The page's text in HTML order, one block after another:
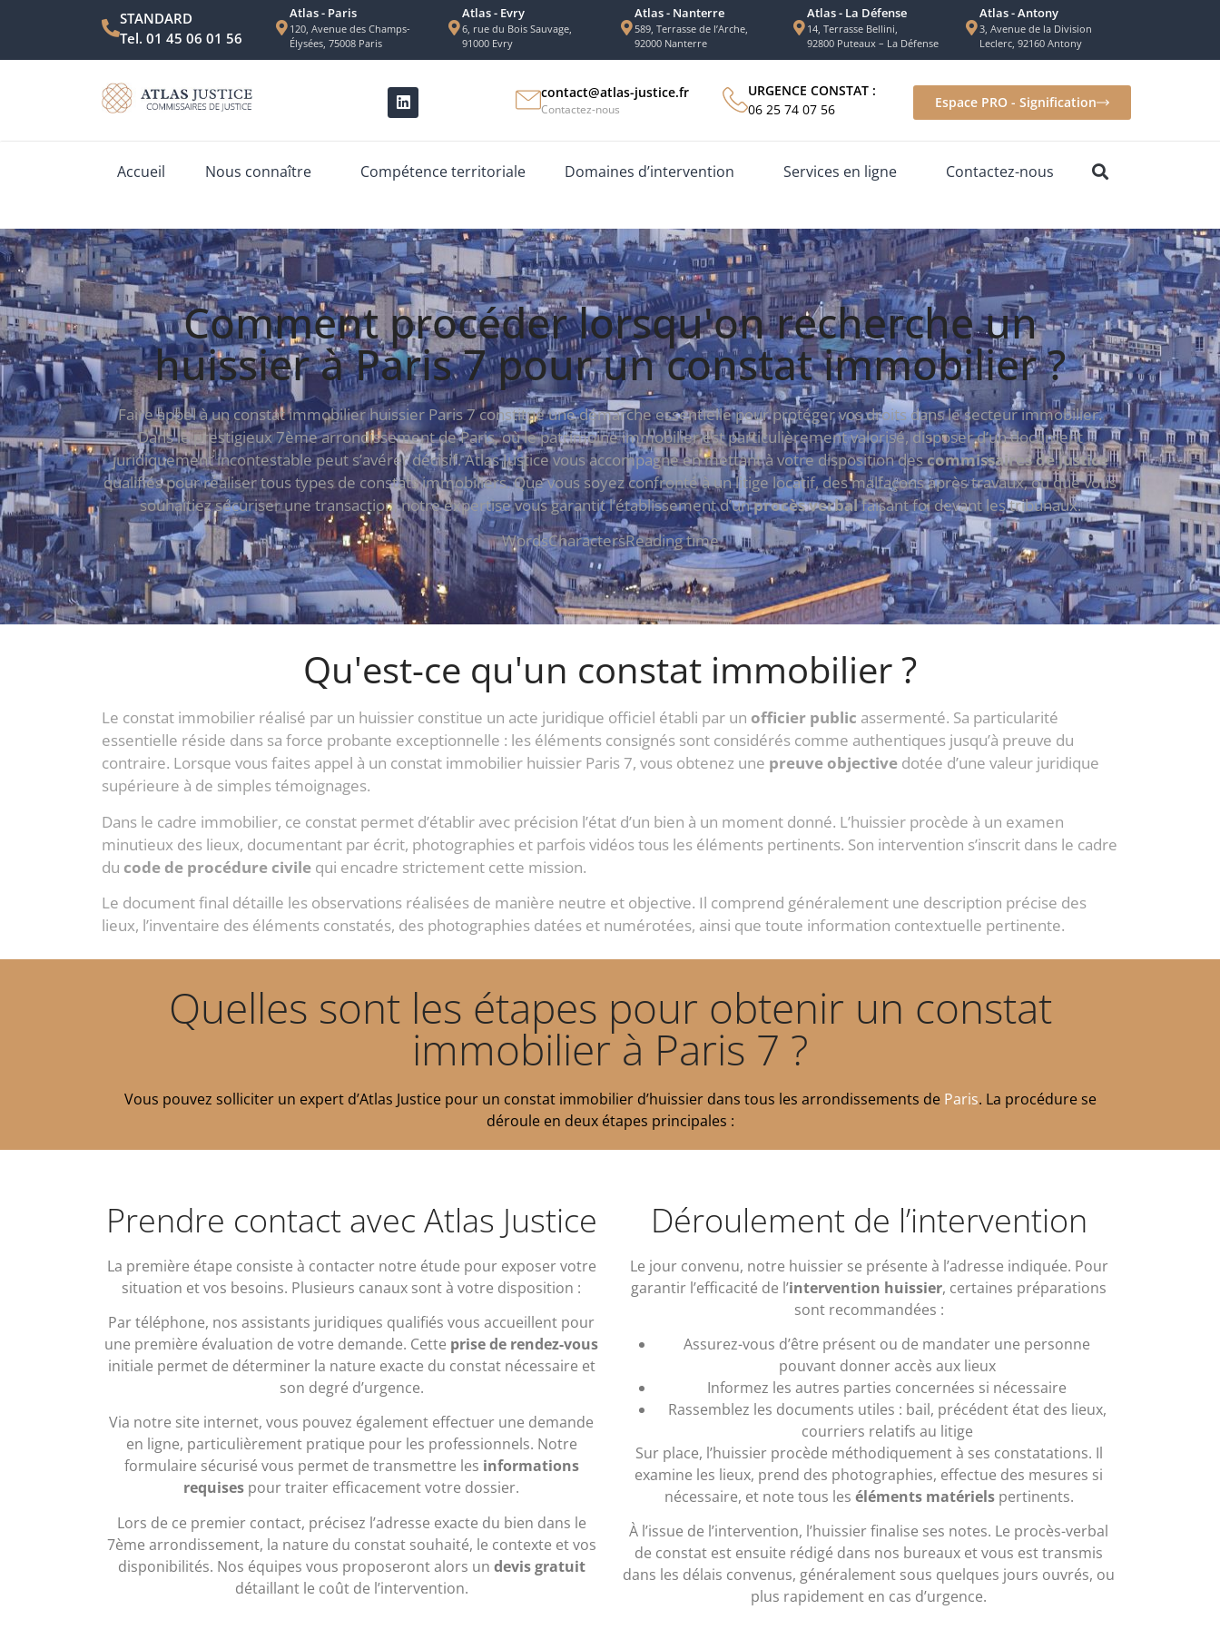
STANDARD
Tel. 01 45 06 01 56
Atlas - Paris
120, Avenue des Champs-
Élysées, 75008 Paris
Atlas - Evry
6, rue du Bois Sauvage,
91000 Evry
Atlas - Nanterre
589, Terrasse de l’Arche,
92000 Nanterre
Atlas - La Défense
14, Terrasse Bellini,
92800 Puteaux – La Défense
Atlas - Antony
3, Avenue de la Division
Leclerc, 92160 Antony
contact@atlas-justice.fr
Contactez-nous
URGENCE CONSTAT :
06 25 74 07 56
Espace PRO - Signification
Accueil Nous connaître Compétence territoriale Domaines d’intervention Services en ligne Contactez-nous
Comment procéder lorsqu'on recherche un
huissier à Paris 7 pour un constat immobilier ?
Faire appel à un constat immobilier huissier Paris 7 constitue une démarche essentielle pour protéger vos droits dans le secteur immobilier.
Dans le prestigieux 7ème arrondissement de Paris, où le patrimoine immobilier est particulièrement valorisé, disposer d’un document
juridiquement incontestable peut s’avérer décisif. Atlas Justice vous accompagne en mettant à votre disposition descommissaires de justice
qualifiés pour réaliser tous types de constats immobiliers. Que vous soyez confronté à un litige locatif, des malfaçons après travaux, ou que vous
souhaitiez sécuriser une transaction, notre expertise vous garantit l’établissement d’unprocès verbalfaisant foi devant les tribunaux.
WordsCharactersReading time
Qu'est-ce qu'un constat immobilier ?
Le constat immobilier réalisé par un huissier constitue un acte juridique officiel établi par un officier public assermenté. Sa particularité
essentielle réside dans sa force probante exceptionnelle : les éléments consignés sont considérés comme authentiques jusqu’à preuve du
contraire. Lorsque vous faites appel à un constat immobilier huissier Paris 7, vous obtenez une preuve objective dotée d’une valeur juridique
supérieure à de simples témoignages.
Dans le cadre immobilier, ce constat permet d’établir avec précision l’état d’un bien à un moment donné. L’huissier procède à un examen
minutieux des lieux, documentant par écrit, photographies et parfois vidéos tous les éléments pertinents. Son intervention s’inscrit dans le cadre
du code de procédure civile qui encadre strictement cette mission.
Le document final détaille les observations réalisées de manière neutre et objective. Il comprend généralement une description précise des
lieux, l’inventaire des éléments constatés, des photographies datées et numérotées, ainsi que toute information contextuelle pertinente.
Quelles sont les étapes pour obtenir un constat
immobilier à Paris 7 ?
Vous pouvez solliciter un expert d’Atlas Justice pour un constat immobilier d’huissier dans tous les arrondissements de Paris. La procédure se
déroule en deux étapes principales :
Prendre contact avec Atlas Justice
La première étape consiste à contacter notre étude pour exposer votre
situation et vos besoins. Plusieurs canaux sont à votre disposition :
Par téléphone, nos assistants juridiques qualifiés vous accueillent pour
une première évaluation de votre demande. Cette prise de rendez-vous
initiale permet de déterminer la nature exacte du constat nécessaire et
son degré d’urgence.
Via notre site internet, vous pouvez également effectuer une demande
en ligne, particulièrement pratique pour les professionnels. Notre
formulaire sécurisé vous permet de transmettre les informations
requises pour traiter efficacement votre dossier.
Lors de ce premier contact, précisez l’adresse exacte du bien dans le
7ème arrondissement, la nature du constat souhaité, le contexte et vos
disponibilités. Nos équipes vous proposeront alors un devis gratuit
détaillant le coût de l’intervention.
Déroulement de l’intervention
Le jour convenu, notre huissier se présente à l’adresse indiquée. Pour
garantir l’efficacité de l’intervention huissier, certaines préparations
sont recommandées :
Assurez-vous d’être présent ou de mandater une personne
pouvant donner accès aux lieux
Informez les autres parties concernées si nécessaire
Rassemblez les documents utiles : bail, précédent état des lieux,
courriers relatifs au litige
Sur place, l’huissier procède méthodiquement à ses constatations. Il
examine les lieux, prend des photographies, effectue des mesures si
nécessaire, et note tous les éléments matérielspertinents.
À l’issue de l’intervention, l’huissier finalise ses notes. Le procès-verbal
de constat est ensuite rédigé dans nos bureaux et vous est transmis
dans les délais convenus, généralement sous quelques jours ouvrés, ou
plus rapidement en cas d’urgence.